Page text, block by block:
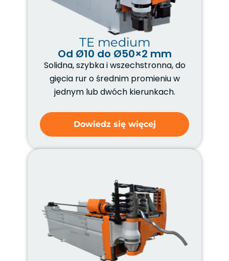
TE medium
Od Ø10 do Ø50×2 mm
Solidna, szybka i wszechstronna, do
gięcia rur o średnim promieniu w
jednym lub dwóch kierunkach.
Dowiedz się więcej